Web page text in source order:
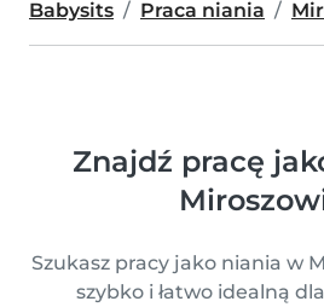
Babysits Praca niania
Znajdź pracę
Szukasz pracy jako niania w
szybko i łatwo idealną